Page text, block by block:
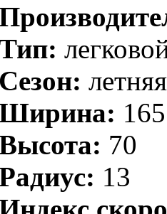
Сезон: летняя
165
70
13